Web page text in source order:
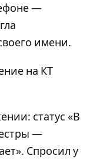
—
имени.
на КТ
статус «В
—
Спросил у